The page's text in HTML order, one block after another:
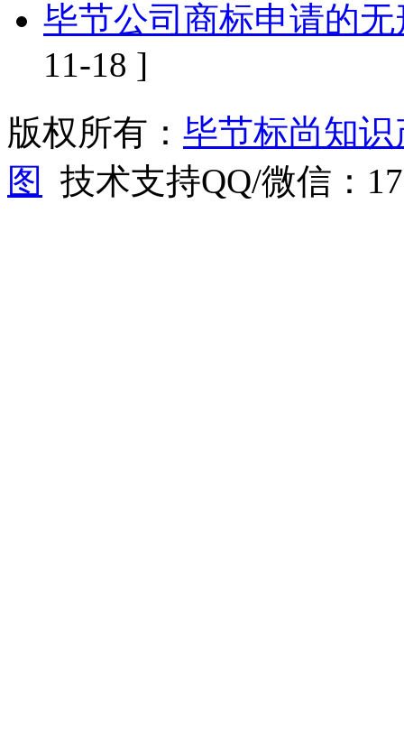
毕节公司商标申请的
11-18 ]
版权所有： 毕节标尚知
图
技术支持QQ/微信：